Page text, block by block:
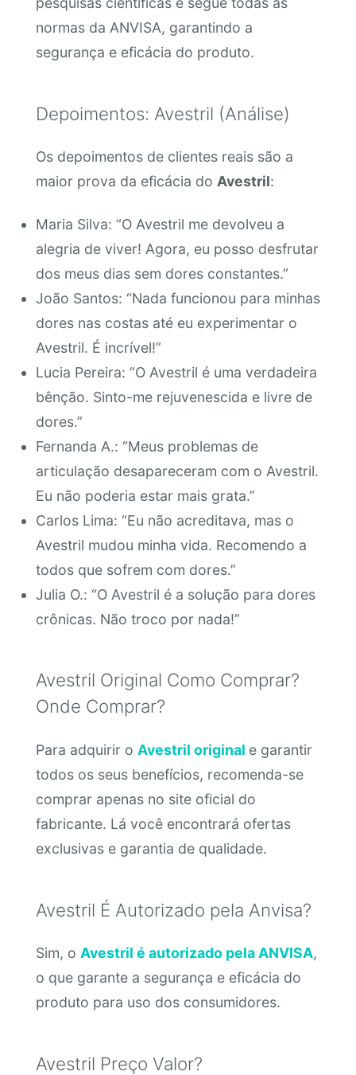
normas da ANVISA, garantindo a
segurança e eficácia do produto.
Depoimentos: Avestril (Análise)
Os depoimentos de clientes reais são a
maior prova da eficácia do Avestril:
Maria Silva: “O Avestril me devolveu a
alegria de viver! Agora, eu posso desfrutar
dos meus dias sem dores constantes.”
João Santos: “Nada funcionou para minhas
dores nas costas até eu experimentar o
Avestril. É incrível!”
Lucia Pereira: “O Avestril é uma verdadeira
bênção. Sinto-me rejuvenescida e livre de
dores.”
Fernanda A.: “Meus problemas de
articulação desapareceram com o Avestril.
Eu não poderia estar mais grata.”
Carlos Lima: “Eu não acreditava, mas o
Avestril mudou minha vida. Recomendo a
todos que sofrem com dores.”
Julia O.: “O Avestril é a solução para dores
crônicas. Não troco por nada!”
Avestril Original Como Comprar?
Onde Comprar?
Para adquirir o Avestril original e garantir
todos os seus benefícios, recomenda-se
comprar apenas no site oficial do
fabricante. Lá você encontrará ofertas
exclusivas e garantia de qualidade.
Avestril É Autorizado pela Anvisa?
Sim, o Avestril é autorizado pela ANVISA,
o que garante a segurança e eficácia do
produto para uso dos consumidores.
Avestril Preço Valor?